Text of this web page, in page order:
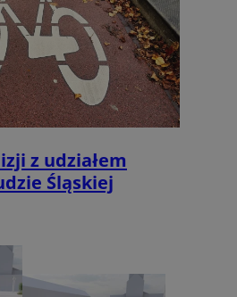
z udziałem
Śląskiej